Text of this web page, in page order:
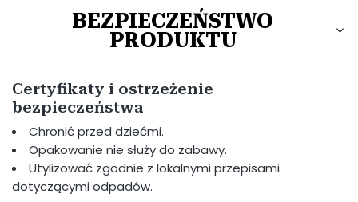
BEZPIECZEŃSTWO
PRODUKTU
Certyfikaty i ostrzeżenie
bezpieczeństwa
Chronić przed dziećmi.
Opakowanie nie służy do zabawy.
Utylizować zgodnie z lokalnymi przepisami
dotyczącymi odpadów.